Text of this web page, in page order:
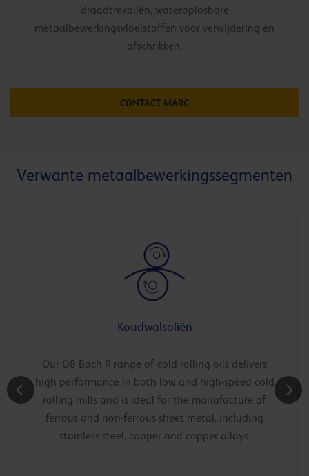
draadtrekoliën, wateroplosbare
metaalbewerkingsvloeistoffen voor verwijdering en
afschrikken.
CONTACT MARC
Verwante metaalbewerkingssegmenten
Koudwalsoliën
Our Q8 Bach R range of cold rolling oils delivers
high performance in both low and high-speed cold
rolling mills and is ideal for the manufacture of
ferrous and non-ferrous sheet metal, including
stainless steel, copper and copper alloys.